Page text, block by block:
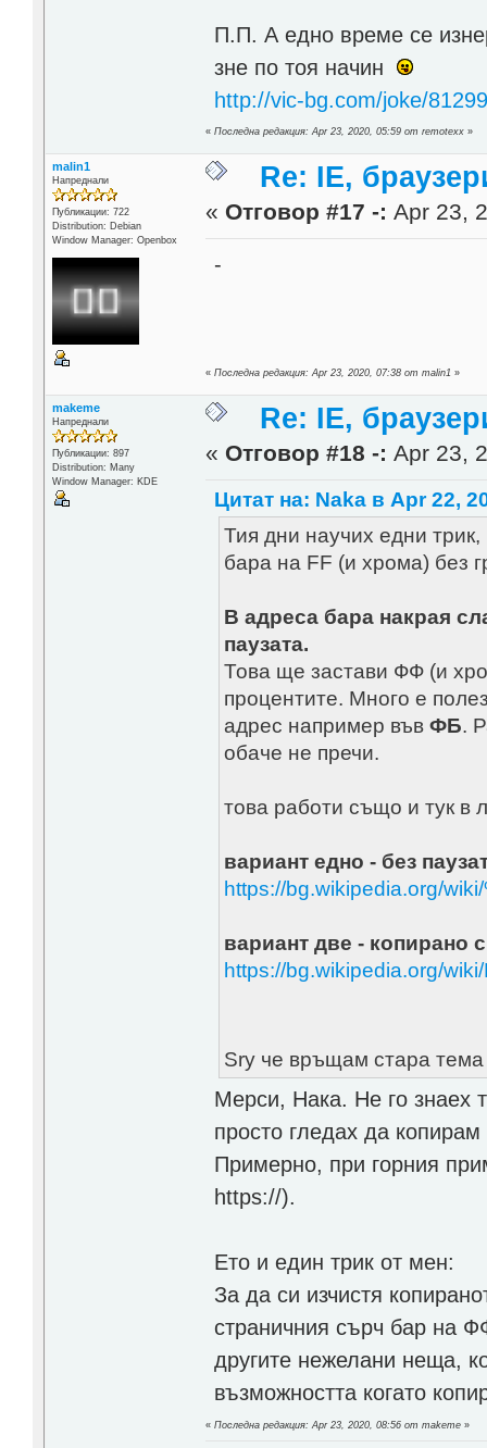
П.П. А едно време се
зне по тоя начин
http://vic-bg.com/joke/
«Последна редакция: Apr 23, 2020, 05:59 от remotexx »
malin1
Напреднали
Публикации: 722
Distribution: Debian
Window Manager: Openbox
Re: IE,
« Отговор #17 -: Apr 23,
-
«Последна редакция: Apr 23, 2020, 07:38 от malin1 »
makeme
Напреднали
Публикации: 897
Distribution: Many
Window Manager: KDE
Re: IE,
« Отговор #18 -: Apr 23,
Цитат на: Naka в Apr 22,
Тия дни научих едни
бара на FF (и хрома) без
В адреса бара накрая
паузата.
Това ще застави ФФ (и
процентите. Много е
адрес например въвФБ.
обаче не пречи.
това работи също и тук в
вариант едно - без
https://bg.wikipedia.org/
вариант две - копирано
https://bg.wikipedia.org/
Sry че връщам стара
Мерси, Нака. Не го знаех
просто гледах да
Примерно, при горния
https://).
Ето и един трик от мен:
За да си изчистя
страничния сърч бар на
другите нежелани неща,
възможността когато
«Последна редакция: Apr 23, 2020, 08:56 от makeme »